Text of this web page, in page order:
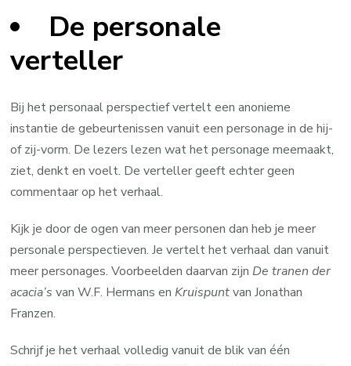
De personale
verteller
Bij het personaal perspectief vertelt een anonieme
instantie de gebeurtenissen vanuit een personage in de hij-
of zij-vorm. De lezers lezen wat het personage meemaakt,
ziet, denkt en voelt. De verteller geeft echter geen
commentaar op het verhaal.
Kijk je door de ogen van meer personen dan heb je meer
personale perspectieven. Je vertelt het verhaal dan vanuit
meer personages. Voorbeelden daarvan zijn De tranen der
acacia’s van W.F. Hermans en Kruispuntvan Jonathan
Franzen.
Schrijf je het verhaal volledig vanuit de blik van één